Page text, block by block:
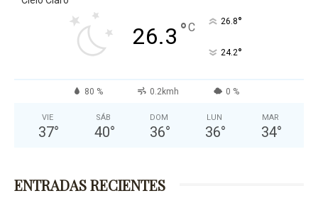
26.3 °C 26.8°
24.2°
80 % 0.2kmh 0 %
VIE
37°
SÁB
40°
DOM
36°
LUN
36°
MAR
34°
ENTRADAS RECIENTES